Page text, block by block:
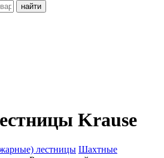
Krause
лестницы Шахтные